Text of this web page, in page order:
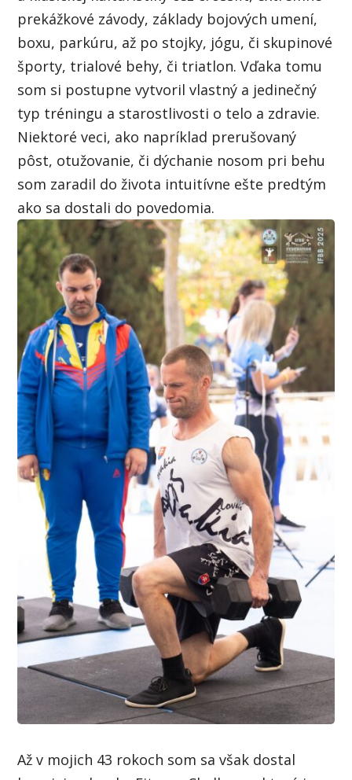
prekážkové závody, základy bojových umení,
boxu, parkúru, až po stojky, jógu, či skupinové
športy, trialové behy, či triatlon. Vďaka tomu
som si postupne vytvoril vlastný a jedinečný
typ tréningu a starostlivosti o telo a zdravie.
Niektoré veci, ako napríklad prerušovaný
pôst, otužovanie, či dýchanie nosom pri behu
som zaradil do života intuitívne ešte predtým
ako sa dostali do povedomia.
Až v mojich 43 rokoch som sa však dostal